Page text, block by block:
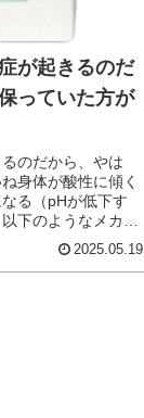
が起きるのだ
っていた方が
のだから、やは
身体が酸性に傾く
る（pHが低下す
下のようなメカニ
2025.05.19